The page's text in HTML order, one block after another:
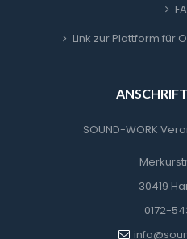
Link zur Plattform für
SOUND-WORK
30419
0172-